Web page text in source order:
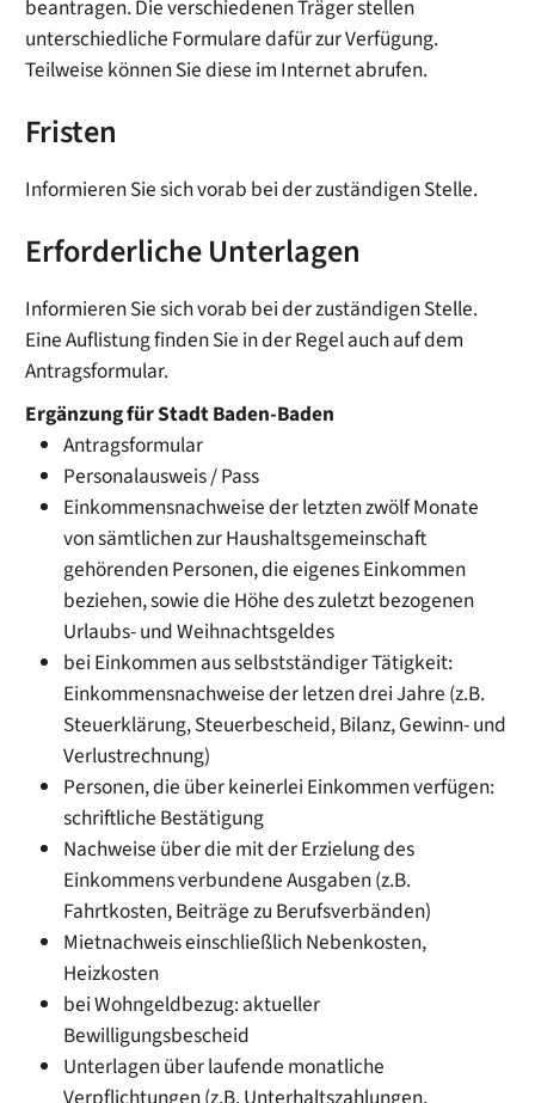
beantragen. Die verschiedenen Träger stellen
unterschiedliche Formulare dafür zur Verfügung.
Teilweise können Sie diese im Internet abrufen.
Fristen
Informieren Sie sich vorab bei der zuständigen Stelle.
Erforderliche Unterlagen
Informieren Sie sich vorab bei der zuständigen Stelle.
Eine Auflistung finden Sie in der Regel auch auf dem
Antragsformular.
Ergänzung für Stadt Baden-Baden
Antragsformular
Personalausweis / Pass
Einkommensnachweise der letzten zwölf Monate
von sämtlichen zur Haushaltsgemeinschaft
gehörenden Personen, die eigenes Einkommen
beziehen, sowie die Höhe des zuletzt bezogenen
Urlaubs- und Weihnachtsgeldes
bei Einkommen aus selbstständiger Tätigkeit:
Einkommensnachweise der letzen drei Jahre (z.B.
Steuerklärung, Steuerbescheid, Bilanz, Gewinn- und
Verlustrechnung)
Personen, die über keinerlei Einkommen verfügen:
schriftliche Bestätigung
Nachweise über die mit der Erzielung des
Einkommens verbundene Ausgaben (z.B.
Fahrtkosten, Beiträge zu Berufsverbänden)
Mietnachweis einschließlich Nebenkosten,
Heizkosten
bei Wohngeldbezug: aktueller
Bewilligungsbescheid
Unterlagen über laufende monatliche